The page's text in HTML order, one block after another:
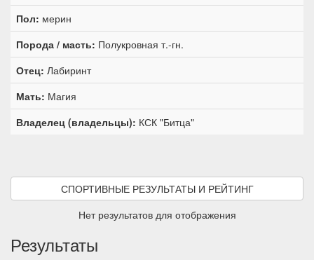
Пол: мерин
Порода / масть: Полукровная т.-гн.
Отец: Лабиринт
Мать: Магия
Владелец (владельцы): КСК "Битца"
СПОРТИВНЫЕ РЕЗУЛЬТАТЫ И РЕЙТИНГ
Нет результатов для отображения
Результаты